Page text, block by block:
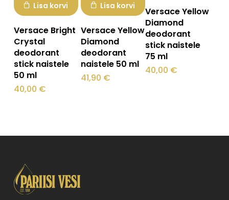
Lisa korvi
Versace Bright
Crystal
deodorant
stick naistele
50 ml
40,00 €
Lisa korvi
Versace Yellow
Diamond
deodorant
naistele 50 ml
41,90 €
Versace Yellow
Diamond
deodorant
stick naistele
75 ml
40,00 €